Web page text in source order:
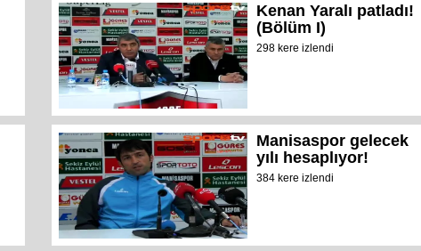
Kenan Yaralı patladı!
(Bölüm I)
298 kere izlendi
Manisaspor gelecek
yılı hesaplıyor!
384 kere izlendi